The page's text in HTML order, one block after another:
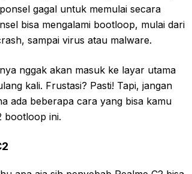
gagal untuk memulai secara
bisa mengalami bootloop, mulai dari
sampai virus atau malware.
nggak akan masuk ke layar utama
kali. Frustasi? Pasti! Tapi, jangan
ada beberapa cara yang bisa kamu
bootloop ini.